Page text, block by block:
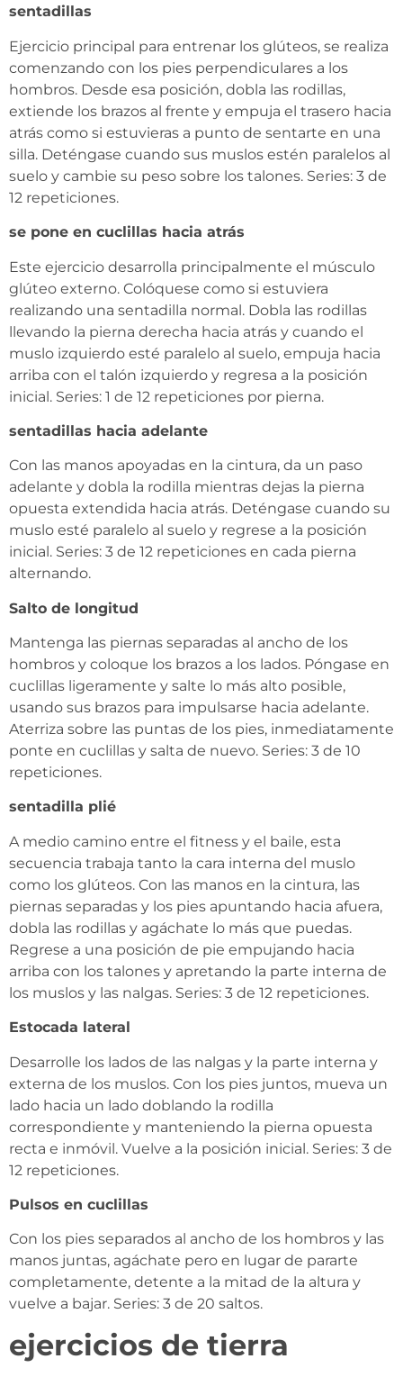
sentadillas
Ejercicio principal para entrenar los glúteos, se realiza
comenzando con los pies perpendiculares a los
hombros. Desde esa posición, dobla las rodillas,
extiende los brazos al frente y empuja el trasero hacia
atrás como si estuvieras a punto de sentarte en una
silla. Deténgase cuando sus muslos estén paralelos al
suelo y cambie su peso sobre los talones. Series: 3 de
12 repeticiones.
se pone en cuclillas hacia atrás
Este ejercicio desarrolla principalmente el músculo
glúteo externo. Colóquese como si estuviera
realizando una sentadilla normal. Dobla las rodillas
llevando la pierna derecha hacia atrás y cuando el
muslo izquierdo esté paralelo al suelo, empuja hacia
arriba con el talón izquierdo y regresa a la posición
inicial. Series: 1 de 12 repeticiones por pierna.
sentadillas hacia adelante
Con las manos apoyadas en la cintura, da un paso
adelante y dobla la rodilla mientras dejas la pierna
opuesta extendida hacia atrás. Deténgase cuando su
muslo esté paralelo al suelo y regrese a la posición
inicial. Series: 3 de 12 repeticiones en cada pierna
alternando.
Salto de longitud
Mantenga las piernas separadas al ancho de los
hombros y coloque los brazos a los lados. Póngase en
cuclillas ligeramente y salte lo más alto posible,
usando sus brazos para impulsarse hacia adelante.
Aterriza sobre las puntas de los pies, inmediatamente
ponte en cuclillas y salta de nuevo. Series: 3 de 10
repeticiones.
sentadilla plié
A medio camino entre el fitness y el baile, esta
secuencia trabaja tanto la cara interna del muslo
como los glúteos. Con las manos en la cintura, las
piernas separadas y los pies apuntando hacia afuera,
dobla las rodillas y agáchate lo más que puedas.
Regrese a una posición de pie empujando hacia
arriba con los talones y apretando la parte interna de
los muslos y las nalgas. Series: 3 de 12 repeticiones.
Estocada lateral
Desarrolle los lados de las nalgas y la parte interna y
externa de los muslos. Con los pies juntos, mueva un
lado hacia un lado doblando la rodilla
correspondiente y manteniendo la pierna opuesta
recta e inmóvil. Vuelve a la posición inicial. Series: 3 de
12 repeticiones.
Pulsos en cuclillas
Con los pies separados al ancho de los hombros y las
manos juntas, agáchate pero en lugar de pararte
completamente, detente a la mitad de la altura y
vuelve a bajar. Series: 3 de 20 saltos.
ejercicios de tierra